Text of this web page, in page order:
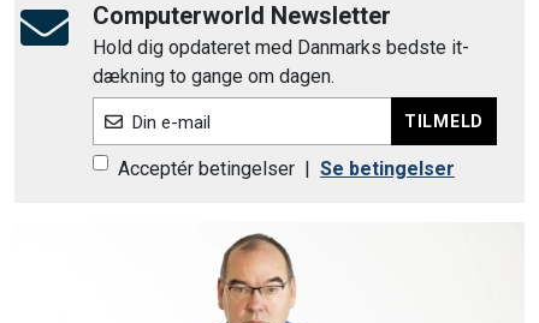
Computerworld Newsletter
Hold dig opdateret med Danmarks bedste it-
dækning to gange om dagen.
Din e-mail TILMELD
Acceptér betingelser Se betingelser